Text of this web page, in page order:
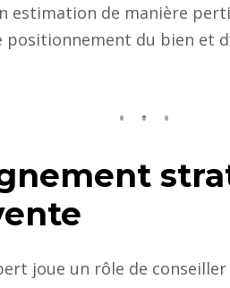
estimation de manière
positionnement du bien et
joue un rôle de